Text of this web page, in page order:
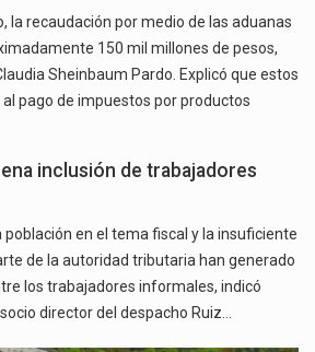
la recaudación por medio de las aduanas
150 mil millones de pesos,
Sheinbaum Pardo. Explicó que estos
pago de impuestos por productos
inclusión de trabajadores
población en el tema fiscal y la insuficiente
de la autoridad tributaria han generado
los trabajadores informales, indicó
director del despacho Ruiz…